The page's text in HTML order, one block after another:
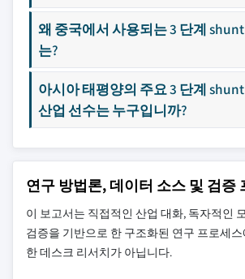
왜 중국에서 사용되는 3 단계
는?
아시아 태평양의 주요 3 단계
산업 선수는 누구입니까?
연구 방법론, 데이터 소스 및 검증
이 보고서는 직접적인 산업 대화, 독자적인
검증을 기반으로 한 구조화된 연구 프로세
한 데스크 리서치가 아닙니다.